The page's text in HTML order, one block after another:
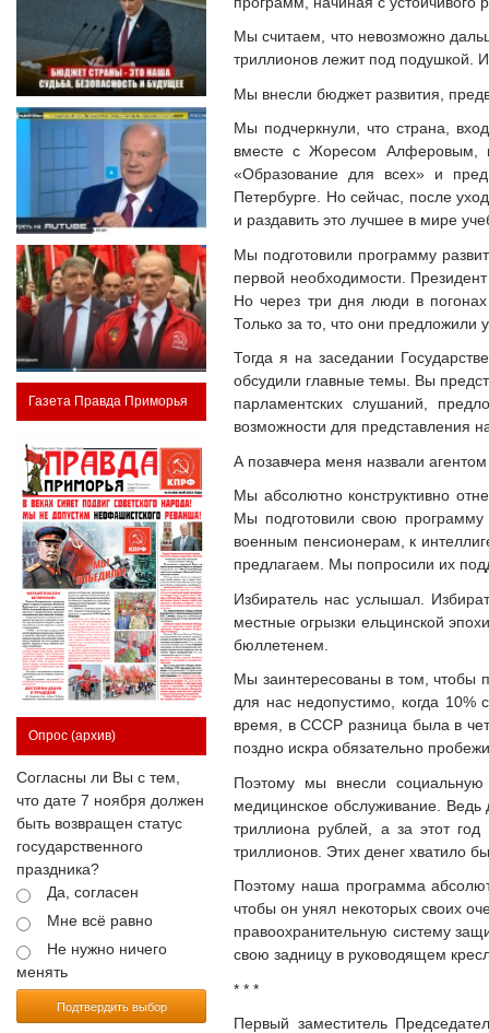
Газета Правда Приморья
Опрос (архив)
Согласны ли Вы с тем,
что дате 7 ноября должен
быть возвращен статус
государственного
праздника?
Да, согласен
Мне всё равно
Не нужно ничего
менять
Подтвердить выбор
Мы считаем, что невозможно
триллионов лежит под подушкой.
Мы внесли бюджет развития,
Мы подчеркнули, что страна,
вместе с Жоресом Алферовым,
«Образование для всех» и
Петербурге. Но сейчас, после
и раздавить это лучшее в мире
Мы подготовили программу
первой необходимости.
Но через три дня люди в
Только за то, что они предложили
Тогда я на заседании
обсудили главные темы. Вы
парламентских слушаний,
возможности для представления
А позавчера меня назвали
Мы абсолютно конструктивно
Мы подготовили свою
военным пенсионерам, к
предлагаем. Мы попросили их
Избиратель нас услышал.
местные огрызки ельцинской
бюллетенем.
Мы заинтересованы в том, чтобы
для нас недопустимо, когда
время, в СССР разница была в
поздно искра обязательно
Поэтому мы внесли социальную
медицинское обслуживание. Ведь
триллиона рублей, а за этот
триллионов. Этих денег хватило
Поэтому наша программа
чтобы он унял некоторых своих
правоохранительную систему
свою задницу в руководящем
* * *
Первый заместитель